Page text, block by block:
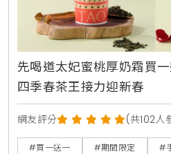
先喝道太妃蜜桃厚奶霜買
四季春茶王接力迎新春
網友評分 (共102人
#買一送一 #期間限定 #